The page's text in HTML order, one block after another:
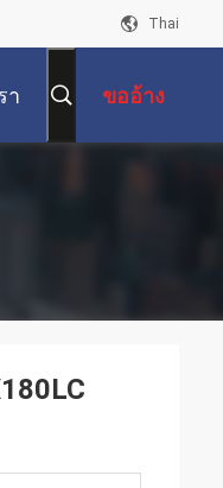
Thai
า ขออ้าง